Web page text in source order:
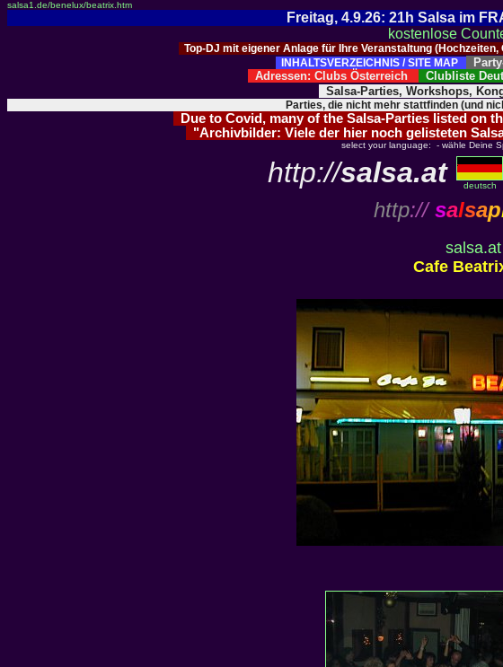
salsa1.de/benelux/beatrix.htm
Freitag, 4.9.26: 21h Salsa im
kostenlose
Top-DJ mit eigener Anlage für Ihre Veranstaltung
INHALTSVERZEICHNIS / SITE MAP
Adressen: Clubs Österreich Clubliste
Salsa-Parties, Workshops,
Parties, die nicht mehr stattfinden (und
Due to Covid, many of the Salsa-Parties listed on
"Archivbilder: Viele der hier noch gelisteten
select your language: - wähle Deine
http://salsa.at deutsch
http:// salsap
salsa.at
Cafe